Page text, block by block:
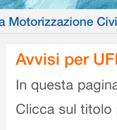
Motorizzazione
Avvisi per
In questa
Clicca sul titolo